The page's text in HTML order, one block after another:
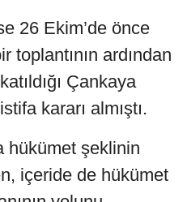
26 Ekim’de önce
toplantının ardından
Çankaya
kararı almıştı.
hükümet şeklinin
içeride de hükümet